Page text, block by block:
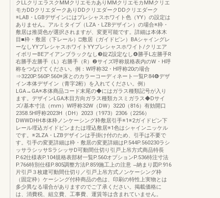
クLLクリエラスクMMクリエモカありMMクリエモカMMクリエ
モカDDクリエダークありDDクリエダークDDクリエダーク
※LAB・LGBデザインにはプレシャスホワイト色（YY）の設定は
ありません。アルミタイプ（LZA・LZBデザイン）の場合※枠・
敷居は推奨色が選択されますが、変更可能です。詳細は本体木
目■枠・敷居（下レール）□敷居（ガイドピン）BAシャイングレ
ーなしYYプレシャスホワイトYYプレシャスホワイト/クリエア
イボリーBEアイアンブラックなし❸錠Z設定なし❹勝手L左勝手R
右勝手左勝手（L）右勝手（R）❷サイズ呼称規格表内のW・H呼
称をつなげてください。例：W呼称32・H呼称20の場合
⇒3220P.560P.560※床とのカラーコーディネート一覧P.84❻デザ
イン本体デザイン（青字2桁）を入れてください。例）
LGA→GA※本体商品コード末尾の◆にはガラス種類記号が入り
ます。デザインLGA木目方向ガラス種類カスミガラス◆Dサイ
ズ/基本寸法（mm）W呼称32W（DW）3220（816）有効開口
2358.5H呼称2023H（DH）2023（1973）2306（2256）
DWWDHH本体枠ノンケーシング枠敷居引手※1※2ガイドピン下
レール埋込ガイドピンまたは埋込敷居※1色はシャインニッケル
です。※2LZA・LZBデザインは手掛け付のため、引手は不要で
す。引手の変更詳細は枠・敷居の変更詳細はP.544P.560230ラシ
ッサラシッサSラシッサD可動間仕切り引戸上吊方式商品特長
P.62仕様表P.104規格表部材一覧P.560オプションP.536特注寸法
P.766特別仕様P.805調整方法P.859施工上の注意 ̶納まり図P.916
片引戸３枚建可動間仕切り／引戸上吊方式ノンケーシング枠
（固定枠）ケーシング付枠商品の色は、印刷の特性上実物とは
多少異なる場合がありますのでご了承ください。掲載価格に
は、消費税、組立費、工事費、運賃等は含まれていません。